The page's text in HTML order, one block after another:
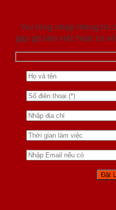
Vui lòng nhập thông tin
gặp gỡ làm việc hoăc tư